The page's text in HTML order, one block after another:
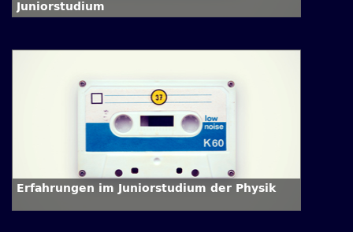
Juniorstudium
Erfahrungen im Juniorstudium der Physik